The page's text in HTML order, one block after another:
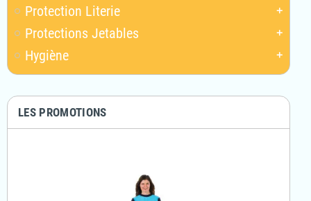
Protection Literie add
Protections Jetables add
Hygiène add
LES PROMOTIONS